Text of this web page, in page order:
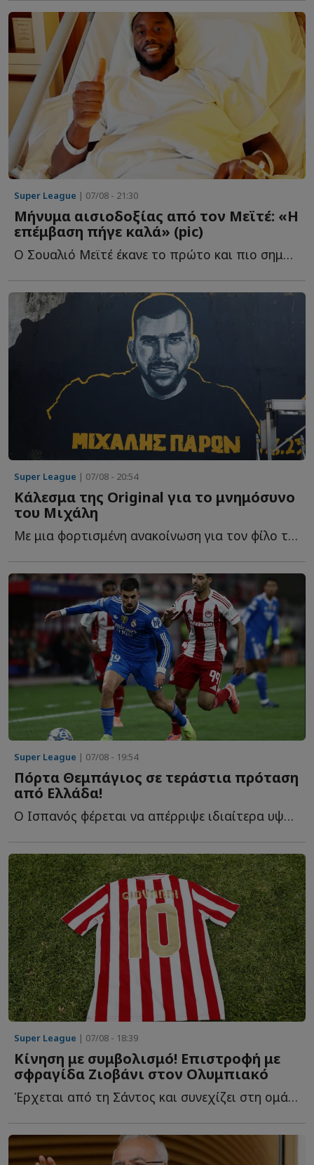
Super League | 07/08 - 21:30
Μήνυμα αισιοδοξίας από τον Μεϊτέ: «Η
επέμβαση πήγε καλά» (pic)
Ο Σουαλιό Μεϊτέ έκανε το πρώτο και πιο σημαντικό βήμα σ...
Super League | 07/08 - 20:54
Κάλεσμα της Original για το μνημόσυνο
του Μιχάλη
Με μια φορτισμένη ανακοίνωση για τον φίλο της ΑΕΚ που έ...
Super League | 07/08 - 19:54
Πόρτα Θεμπάγιος σε τεράστια πρόταση
από Ελλάδα!
Ο Ισπανός φέρεται να απέρριψε ιδιαίτερα υψηλή οικονομική π...
Super League | 07/08 - 18:39
Κίνηση με συμβολισμό! Επιστροφή με
σφραγίδα Ζιοβάνι στον Ολυμπιακό
Έρχεται από τη Σάντος και συνεχίζει στη ομάδα του Πειραιά μ...